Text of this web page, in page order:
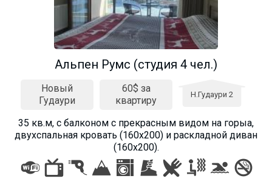
Альпен Румс (студия 4 чел.)
Новый
Гудаури
60$ за
квартиру
Н.Гудаури 2
35 кв.м, с балконом с прекрасным видом на горыа,
двухспальная кровать (160х200) и раскладной диван
(160х200).